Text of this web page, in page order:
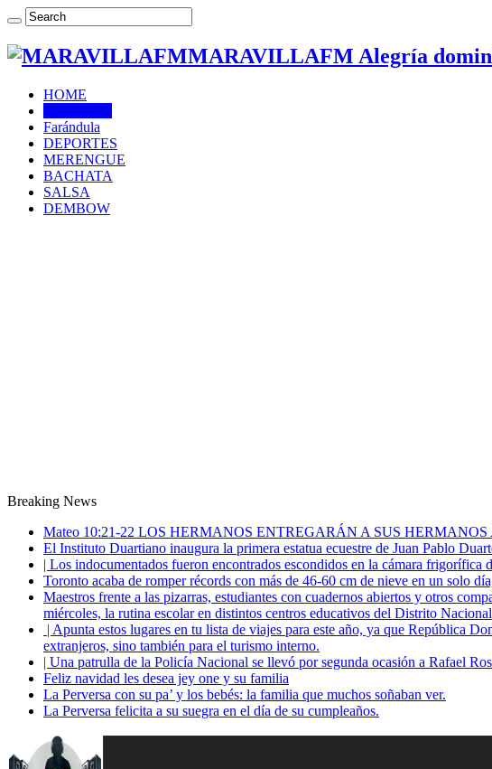
MARAVILLAFM Alegría
HOME
Farándula
DEPORTES
MERENGUE
BACHATA
SALSA
DEMBOW
Breaking News
Mateo 10:21-22 LOS HERMANOS ENTREGARÁN A SUS
El Instituto Duartiano inaugura la primera estatua ecuestre de Juan Pablo
| Los indocumentados fueron encontrados escondidos en la cámara
Toronto acaba de romper récords con más de 46-60 cm de nieve en un solo
Maestros frente a las pizarras, estudiantes con cuadernos abiertos y otros
miércoles, la rutina escolar en distintos centros educativos del Distrito
| Apunta estos lugares en tu lista de viajes para este año, ya que República
extranjeros, sino también para el turismo interno.
| Una patrulla de la Policía Nacional se llevó por segunda ocasión a Rafael
Feliz navidad les desea jey one y su familia
La Perversa con su pa’ y los bebés: la familia que muchos soñaban ver.
La Perversa felicita a su suegra en el día de su cumpleaños.